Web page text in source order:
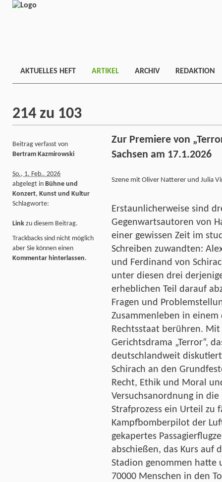
AKTUELLES HEFT ARTIKEL ARCHIV REDAKTION
214 zu 103
Zur Premiere von
Sachsen am 17.1.2026
Szene mit Oliver Natterer und Julia
Erstaunlicherweise sind
Gegenwartsautoren von
einer gewissen Zeit im
Schreiben zuwandten:
und Ferdinand von
unter diesen drei
erheblichen Teil darauf
Fragen und
Zusammenleben in
Rechtsstaat berühren.
Gerichtsdrama „Terror“,
deutschlandweit
Schirach an den
Recht, Ethik und Moral
Versuchsanordnung in
Strafprozess ein Urteil zu
Kampfbomberpilot der
gekapertes
abschießen, das Kurs auf
Stadion genommen hatte
70000 Menschen in den
Beitrag verfasst von
Bertram Kazmirowski
So., 1. Feb.. 2026
abgelegt in Bühne und
Konzert, Kunst und Kultur
Schlagworte:
Link zu diesem Beitrag.
Trackbacks sind nicht möglich
aber Sie können einen
Kommentar hinterlassen.